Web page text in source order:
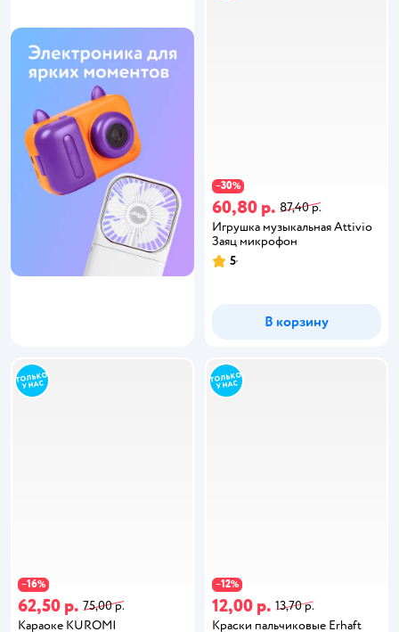
−30%
60,80 р. 87,40 р.
Игрушка музыкальная Attivio
Заяц микрофон
5
В корзину
−16%
62,50 р. 75,00 р.
Караоке KUROMI
−12%
12,00 р. 13,70 р.
Краски пальчиковые Erhaft